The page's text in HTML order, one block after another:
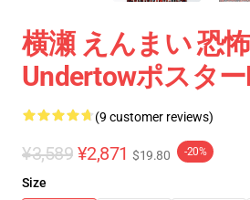
横瀬 えんまい 恐
Undertowポスター
(9 customer reviews)
¥3,589 ¥2,871 $19.80 -20%
Size